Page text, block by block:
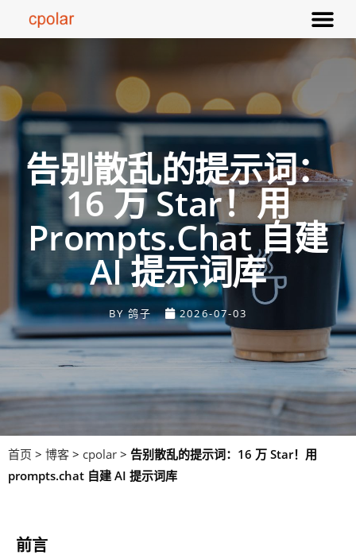
告别散乱的提示词：
16 万 Star！用
Prompts.chat 自建
AI 提示词库
BY鸽子 2026-07-03
首页 > 博客 > cpolar > 告别散乱的提示词：16 万 Star！用
prompts.chat 自建 AI 提示词库
前言